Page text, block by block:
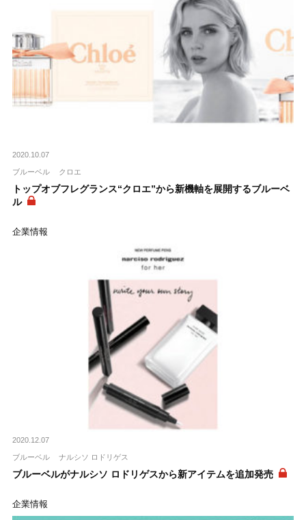
2020.10.07
ブルーベル クロエ
トップオブフレグランス“クロエ”から新機軸を展開するブルーベ
ル
企業情報
2020.12.07
ブルーベル ナルシソ ロドリゲス
ブルーベルがナルシソ ロドリゲスから新アイテムを追加発売
企業情報